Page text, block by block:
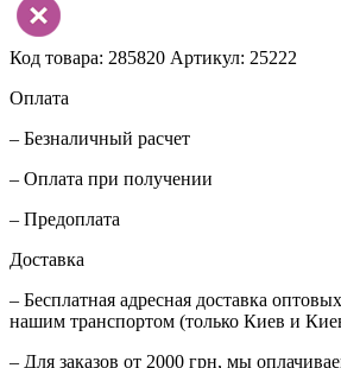
Код товара: 285820 Артикул: 25222
Оплата
– Безналичный расчет
– Оплата при получении
– Предоплата
Доставка
– Бесплатная адресная доставка
нашим транспортом (только Киев и
– Для заказов от 2000 грн, мы